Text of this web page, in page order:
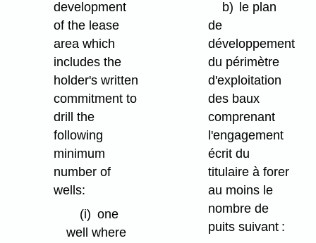
development
of the lease
area which
includes the
holder's written
commitment to
drill the
following
minimum
number of
wells:
(i) one
well where
b) le plan
de
développement
du périmètre
d'exploitation
des baux
comprenant
l'engagement
écrit du
titulaire à forer
au moins le
nombre de
puits suivant :